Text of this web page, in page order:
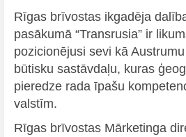
Rīgas brīvostas ikgadēja
pasākumā “Transrusia” ir
pozicionējusi sevi kā
būtisku sastāvdaļu, kuras
pieredze rada īpašu
valstīm.
Rīgas brīvostas Mārketinga